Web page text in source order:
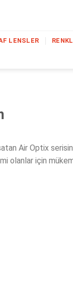
LENSLER
Air Optix
olanlar için